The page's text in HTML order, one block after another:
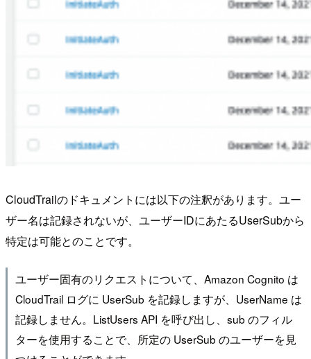
CloudTrailのドキュメントには以下の注釈があります。ユー
ザー名は記録されないが、ユーザーIDにあたるUserSubから
特定は可能とのことです。
ユーザー固有のリクエストについて、Amazon Cognito は
CloudTrail ログに UserSub を記録しますが、UserName は
記録しません。ListUsers API を呼び出し、sub のフィル
ターを使用することで、所定の UserSub のユーザーを見